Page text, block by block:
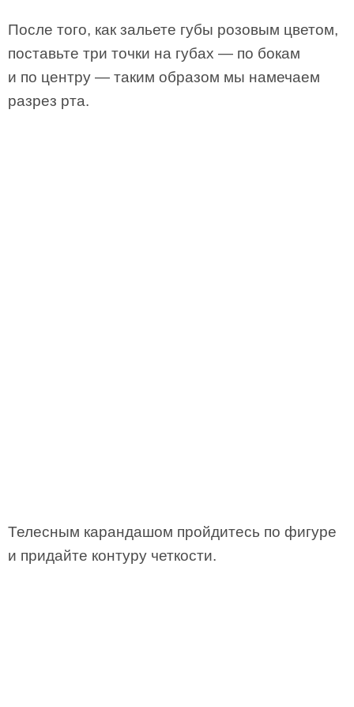
После того, как зальете губы розовым цветом,
поставьте три точки на губах — по бокам
и по центру — таким образом мы намечаем
разрез рта.
Телесным карандашом пройдитесь по фигуре
и придайте контуру четкости.